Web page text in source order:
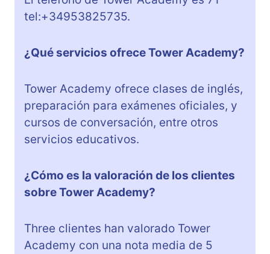
tel:+34953825735.
¿Qué servicios ofrece Tower Academy?
Tower Academy ofrece clases de inglés,
preparación para exámenes oficiales, y
cursos de conversación, entre otros
servicios educativos.
¿Cómo es la valoración de los clientes
sobre Tower Academy?
Three clientes han valorado Tower
Academy con una nota media de 5